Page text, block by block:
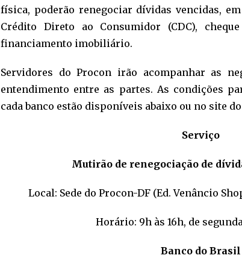
física, poderão renegociar dívidas vencidas,
Crédito Direto ao Consumidor (CDC),
financiamento imobiliário.
Servidores do Procon irão acompanhar as
entendimento entre as partes. As condições
cada banco estão disponíveis abaixo ou no site
Serviço
Mutirão de renegociação de
Local: Sede do Procon-DF (Ed. Venâncio
Horário: 9h às 16h, de
Banco do Brasil